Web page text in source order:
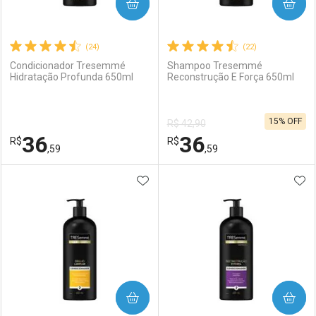
(24)
Condicionador Tresemmé
Hidratação Profunda 650ml
R$36,59
COMPRAR
Laboratório
Por Menos
(22)
Shampoo Tresemmé
Reconstrução E Força 650ml
R$ 42,90
R$36,59
15% OFF
COMPRAR
Laboratório
Por Menos
ADICIONAR AOS FAVORITOS
COMPRAR COMPRAR